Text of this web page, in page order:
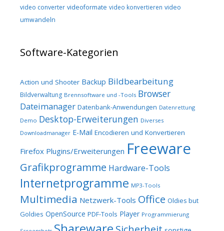
video converter videoformate video konvertieren video
umwandeln
Software-Kategorien
Action und Shooter Backup Bildbearbeitung
Bildverwaltung Brennsoftware und -Tools Browser
Dateimanager Datenbank-Anwendungen Datenrettung
Demo Desktop-Erweiterungen Diverses
Downloadmanager E-Mail Encodieren und Konvertieren
Firefox Plugins/Erweiterungen Freeware
Grafikprogramme Hardware-Tools
Internetprogramme MP3-Tools
Multimedia Netzwerk-Tools Office Oldies but
Goldies OpenSource PDF-Tools Player Programmierung